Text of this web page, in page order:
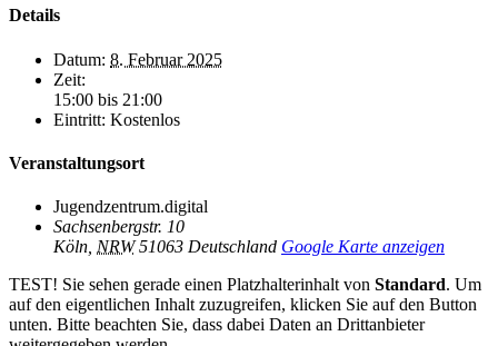
Details
Datum: 8. Februar 2025
Zeit:
15:00 bis 21:00
Eintritt: Kostenlos
Veranstaltungsort
Jugendzentrum.digital
Sachsenbergstr. 10
Köln NRW 51063 Deutschland Google Karte anzeigen
TEST! Sie sehen gerade einen Platzhalterinhalt von Standard. Um
auf den eigentlichen Inhalt zuzugreifen, klicken Sie auf den Button
unten. Bitte beachten Sie, dass dabei Daten an Drittanbieter